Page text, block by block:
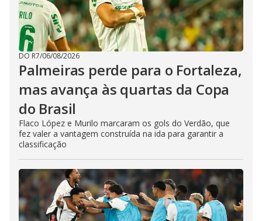
DO R7/06/08/2026
Palmeiras perde para o Fortaleza,
mas avança às quartas da Copa
do Brasil
Flaco López e Murilo marcaram os gols do Verdão, que
fez valer a vantagem construída na ida para garantir a
classificação